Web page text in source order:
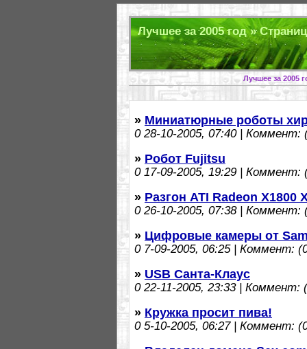
Лучшее за 2005 год »
Лучшее за 2005
» Миниатюрные роботы
028-10-2005, 07:40 | Коммент:
» Робот Fujitsu
017-09-2005, 19:29 | Коммент:
» Разгон ATI Radeon X1800
026-10-2005, 07:38 | Коммент:
» Цифровые камеры от
07-09-2005, 06:25 | Коммент:
» USB Санта-Клаус
022-11-2005, 23:33 | Коммент:
» Кружка просит пива!
05-10-2005, 06:27 | Коммент: